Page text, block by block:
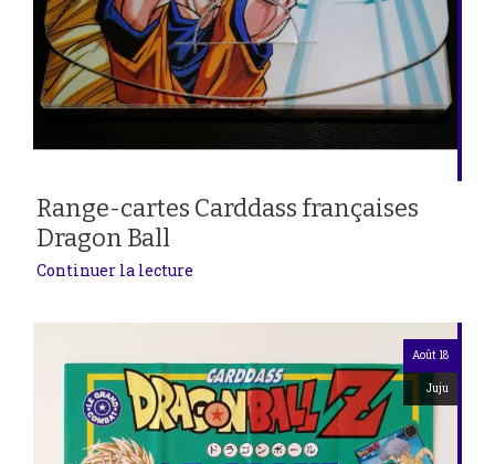
Range-cartes Carddass françaises
Dragon Ball
Continuer la lecture
Août 18
Juju